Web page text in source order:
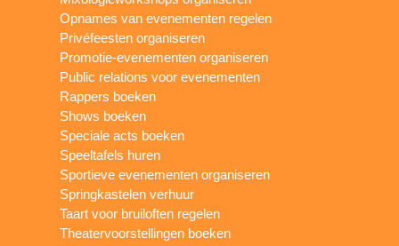
Opnames van evenementen regelen
Privéfeesten organiseren
Promotie-evenementen organiseren
Public relations voor evenementen
Rappers boeken
Shows boeken
Speciale acts boeken
Speeltafels huren
Sportieve evenementen organiseren
Springkastelen verhuur
Taart voor bruiloften regelen
Theatervoorstellingen boeken